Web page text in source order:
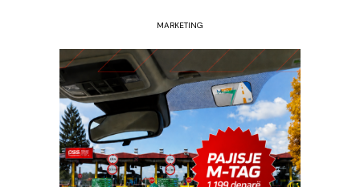
MARKETING